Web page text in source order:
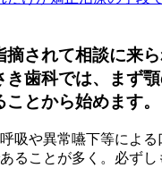
されて相談に来
き歯科では、まず
とから始めます。
吸や異常嚥下等による
ることが多く。必ずし